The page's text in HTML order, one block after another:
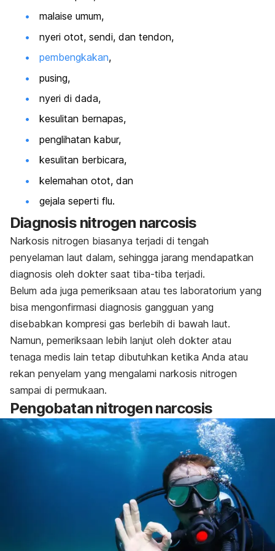
malaise umum,
nyeri otot, sendi, dan tendon,
pembengkakan,
pusing,
nyeri di dada,
kesulitan bernapas,
penglihatan kabur,
kesulitan berbicara,
kelemahan otot, dan
gejala seperti flu.
Diagnosis nitrogen narcosis
Narkosis nitrogen biasanya terjadi di tengah
penyelaman laut dalam, sehingga jarang mendapatkan
diagnosis oleh dokter saat tiba-tiba terjadi.
Belum ada juga pemeriksaan atau tes laboratorium yang
bisa mengonfirmasi diagnosis gangguan yang
disebabkan kompresi gas berlebih di bawah laut.
Namun, pemeriksaan lebih lanjut oleh dokter atau
tenaga medis lain tetap dibutuhkan ketika Anda atau
rekan penyelam yang mengalami narkosis nitrogen
sampai di permukaan.
Pengobatan nitrogen narcosis